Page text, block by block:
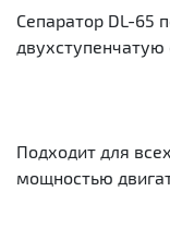
Сепаратор DL-65
двухступенчатую
Подходит для
мощностью